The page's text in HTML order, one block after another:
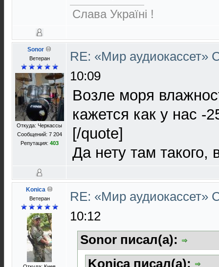
Слава Україні !
Sonor
Ветеран
Откуда: Черкассы
Сообщений: 7 204
Репутация: 403
RE: «Мир аудиокассет»
10:09
Возле моря
кажется как у нас -
[/quote]
Да нету там такого,
Konica
Ветеран
RE: «Мир аудиокассет»
10:12
Sonor писал(а):
Konica писал(а):